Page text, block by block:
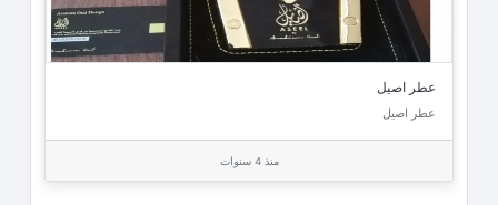
عطر اصيل
عطر اصيل
منذ 4 سنوات